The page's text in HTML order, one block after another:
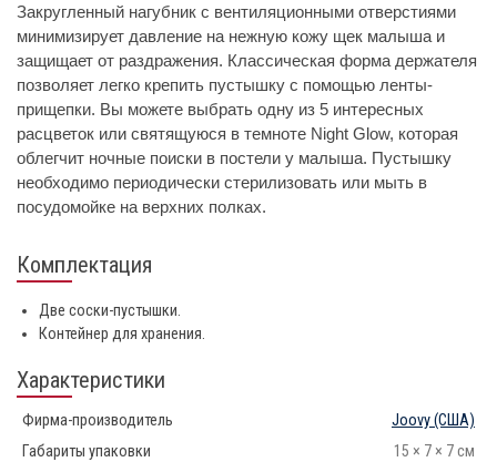
Закругленный нагубник с вентиляционными отверстиями
минимизирует давление на нежную кожу щек малыша и
защищает от раздражения. Классическая форма держателя
позволяет легко крепить пустышку с помощью ленты-
прищепки. Вы можете выбрать одну из 5 интересных
расцветок или святящуюся в темноте Night Glow, которая
облегчит ночные поиски в постели у малыша. Пустышку
необходимо периодически стерилизовать или мыть в
посудомойке на верхних полках.
Комплектация
Две соски-пустышки.
Контейнер для хранения.
Характеристики
Фирма-производитель Joovy(США)
Габариты упаковки
15 × 7 × 7 см